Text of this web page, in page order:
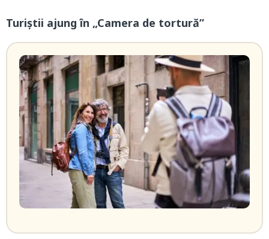
Turiștii ajung în „Camera de tortură”